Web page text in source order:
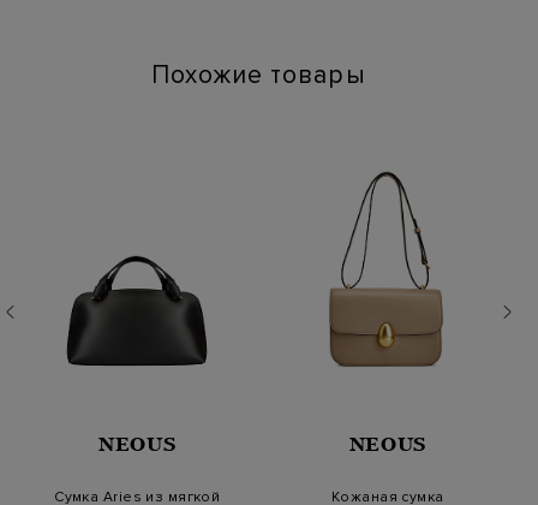
Похожие товары
NEOUS
Сумка Aries из мягкой
NEOUS
Кожаная сумка